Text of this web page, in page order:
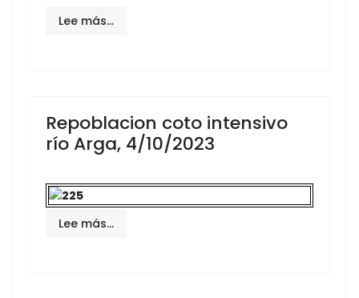
Lee más…
Repoblacion coto intensivo
río Arga, 4/10/2023
Lee más…